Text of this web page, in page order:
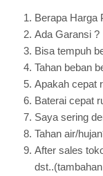
Berapa Harga
Ada Garansi ?
Bisa tempuh
Tahan beban
Apakah cepat
Baterai cepat
Saya sering
Tahan air/
After sales